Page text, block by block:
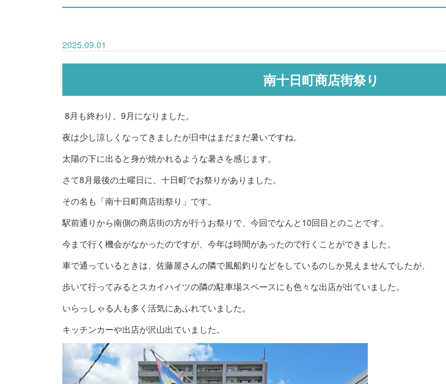
2025.09.01
南十日町商店街祭り
8月も終わり、9月になりました。
夜は少し涼しくなってきましたが日中はまだまだ暑いですね。
太陽の下に出ると身が焼かれるような暑さを感じます。
さて8月最後の土曜日に、十日町でお祭りがありました。
その名も「南十日町商店街祭り」です。
駅前通りから南側の商店街の方が行うお祭りで、今回でなんと10回目とのことです。
今まで行く機会がなかったのですが、今年は時間があったので行くことができました。
車で通っているときは、佐藤屋さんの隣で風船釣りなどをしているのしか見えませんでしたが、
歩いて行ってみるとスカイハイツの隣の駐車場スペースにも色々な出店が出ていました。
いらっしゃる人も多く活気にあふれていました。
キッチンカーや出店が沢山出ていました。